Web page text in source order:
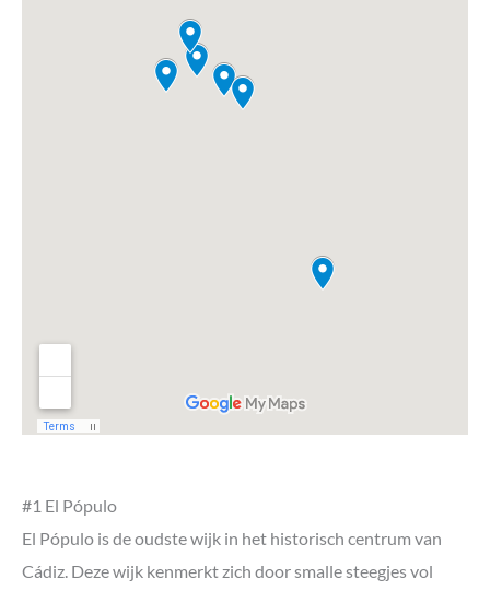
Complete rondreis door Andalusië boeken
#1 El Pópulo
El Pópulo is de oudste wijk in het historisch centrum van
Cádiz. Deze wijk kenmerkt zich door smalle steegjes vol